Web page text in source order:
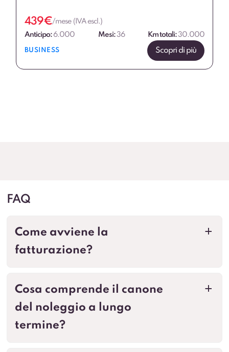
439€/mese (IVA escl.)
Anticipo:6.000 Mesi:36 Km totali:30.000
BUSINESS Scopri di più
FAQ
a
Come avviene la
fatturazione?
a
Cosa comprende il canone
del noleggio a lungo
termine?